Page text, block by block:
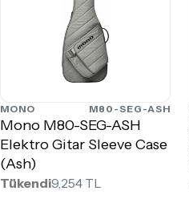
MONO M80-SEG-ASH
Mono M80-SEG-ASH
Elektro Gitar Sleeve Case
(Ash)
Tükendi9,254 TL